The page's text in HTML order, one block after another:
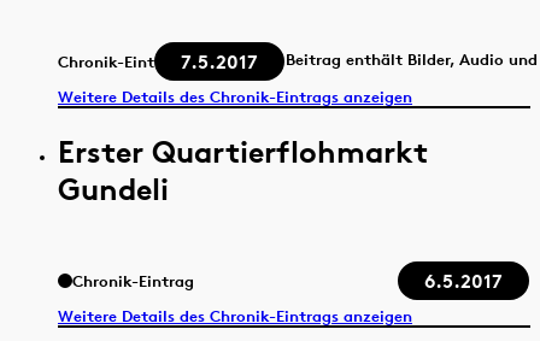
Chronik-Eintrag 7.5.2017
Beitrag enthält Bilder, Audio und
Weitere Details des Chronik-Eintrags anzeigen
Erster Quartierflohmarkt
Gundeli
Chronik-Eintrag 6.5.2017
Weitere Details des Chronik-Eintrags anzeigen